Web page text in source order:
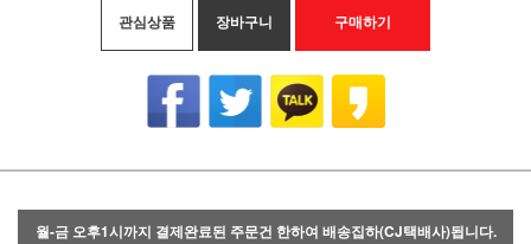
관심상품 장바구니 구매하기
월-금 오후1시까지 결제완료된 주문건 한하여 배송집하(CJ택배사)됩니다.